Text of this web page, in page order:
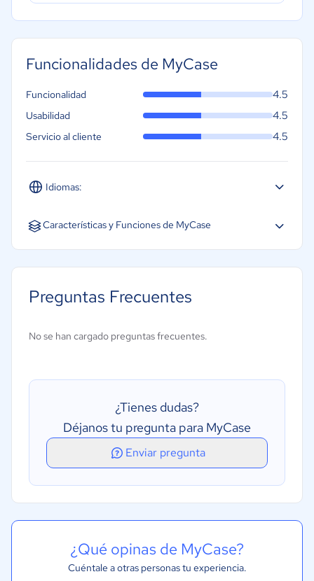
Funcionalidades de MyCase
Idiomas:
Inglés
Funcionalidad 4.5
Usabilidad 4.5
Servicio al cliente 4.5
Características y Funciones de MyCase
Preguntas Frecuentes
No se han cargado preguntas frecuentes.
¿Tienes dudas?
Déjanos tu pregunta para MyCase
Enviar pregunta
¿Qué opinas de MyCase?
Cuéntale a otras personas tu experiencia.